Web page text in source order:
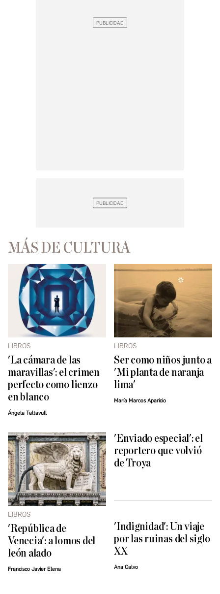
MÁS DE CULTURA
LIBROS
'La cámara de las
maravillas': el crimen
perfecto como lienzo
en blanco
Ángela Taltavull
LIBROS
Ser como niños junto a
'Mi planta de naranja
lima'
María Marcos Aparicio
LIBROS
'República de
Venecia': a lomos del
león alado
Francisco Javier Elena
'Enviado especial': el
reportero que volvió
de Troya
'Indignidad': Un viaje
por las ruinas del siglo
XX
Ana Calvo